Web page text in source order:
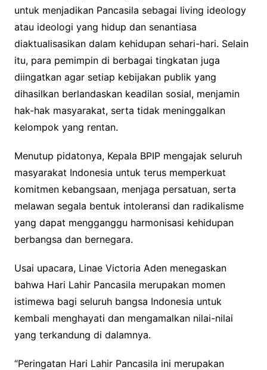
untuk menjadikan Pancasila sebagai living ideology
atau ideologi yang hidup dan senantiasa
diaktualisasikan dalam kehidupan sehari-hari. Selain
itu, para pemimpin di berbagai tingkatan juga
diingatkan agar setiap kebijakan publik yang
dihasilkan berlandaskan keadilan sosial, menjamin
hak-hak masyarakat, serta tidak meninggalkan
kelompok yang rentan.
Menutup pidatonya, Kepala BPIP mengajak seluruh
masyarakat Indonesia untuk terus memperkuat
komitmen kebangsaan, menjaga persatuan, serta
melawan segala bentuk intoleransi dan radikalisme
yang dapat mengganggu harmonisasi kehidupan
berbangsa dan bernegara.
Usai upacara, Linae Victoria Aden menegaskan
bahwa Hari Lahir Pancasila merupakan momen
istimewa bagi seluruh bangsa Indonesia untuk
kembali menghayati dan mengamalkan nilai-nilai
yang terkandung di dalamnya.
“Peringatan Hari Lahir Pancasila ini merupakan